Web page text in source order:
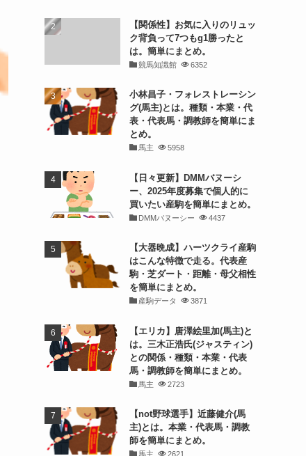
【関係性】お気に入りのリュッ
ク背負って7つもg1勝ったと
は。簡単にまとめ。
競馬知識館 6352
小林昌子・フォレストレーシン
グ(馬主)とは。種類・本業・代
表・代表馬・調教師を簡単にま
とめ。
馬主 5958
【日々更新】DMMバヌーシ
ー、2025年度募集で個人的に
買いたい産駒を簡単にまとめ。
DMMバヌーシー 4437
【大器晩成】ハーツクライ産駒
はこんな特徴で走る。代表産
駒・芝ダート・距離・母父相性
を簡単にまとめ。
産駒データ 3871
【エリカ】唐澤絵里加(馬主)と
は。三木正浩氏(ジャスティン)
との関係・種類・本業・代表
馬・調教師を簡単にまとめ。
馬主 2723
【not野球選手】近藤健介(馬
主)とは。本業・代表馬・調教
師を簡単にまとめ。
馬主 2621